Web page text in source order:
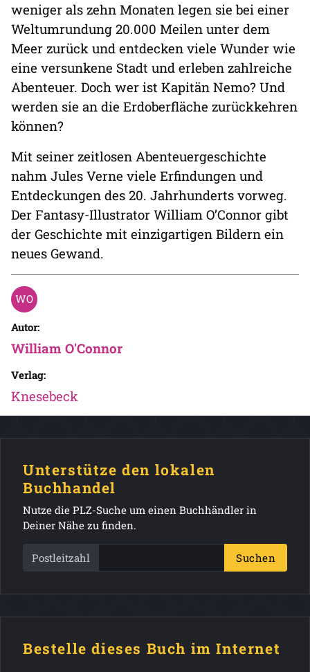
weniger als zehn Monaten legen sie bei einer
Weltumrundung 20.000 Meilen unter dem
Meer zurück und entdecken viele Wunder wie
eine versunkene Stadt und erleben zahlreiche
Abenteuer. Doch wer ist Kapitän Nemo? Und
werden sie an die Erdoberfläche zurückkehren
können?
Mit seiner zeitlosen Abenteuergeschichte
nahm Jules Verne viele Erfindungen und
Entdeckungen des 20. Jahrhunderts vorweg.
Der Fantasy-Illustrator William O’Connor gibt
der Geschichte mit einzigartigen Bildern ein
neues Gewand.
Autor:
William O'Connor
Verlag:
Knesebeck
Unterstütze den lokalen
Buchhandel
Nutze die PLZ-Suche um einen Buchhändler in
Deiner Nähe zu finden.
Postleitzahl Suchen
Bestelle dieses Buch im Internet